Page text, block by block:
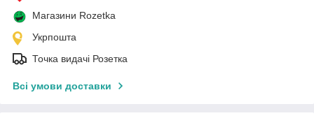
Магазини Rozetka
Укрпошта
Точка видачі Розетка
Всі умови доставки